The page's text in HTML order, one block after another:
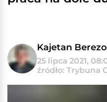
Kajetan
25 lipca 2021,
źródło: Trybuna